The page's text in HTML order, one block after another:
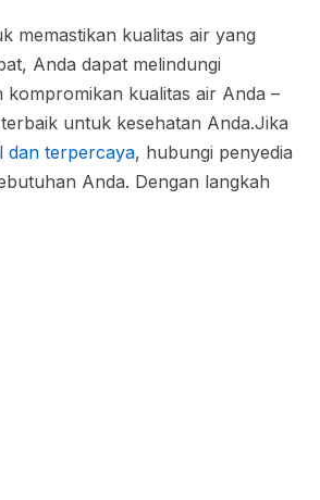
memastikan kualitas air yang
Anda dapat melindungi
kualitas air Anda –
untuk kesehatan Anda.Jika
dan terpercaya, hubungi penyedia
Anda. Dengan langkah